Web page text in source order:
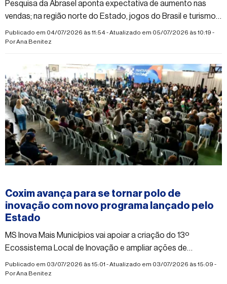
Pesquisa da Abrasel aponta expectativa de aumento nas
vendas; na região norte do Estado, jogos do Brasil e turismo
interno reforçam otimismo do setor
Publicado em 04/07/2026 às 11:54 - Atualizado em 05/07/2026 às 10:19 -
PorAna Benitez
Coxim avança para se tornar polo de
inovação com novo programa lançado pelo
Estado
MS Inova Mais Municípios vai apoiar a criação do 13º
Ecossistema Local de Inovação e ampliar ações de
tecnologia e empreendedorismo na região Norte
Publicado em 03/07/2026 às 15:01 - Atualizado em 03/07/2026 às 15:09 -
PorAna Benitez